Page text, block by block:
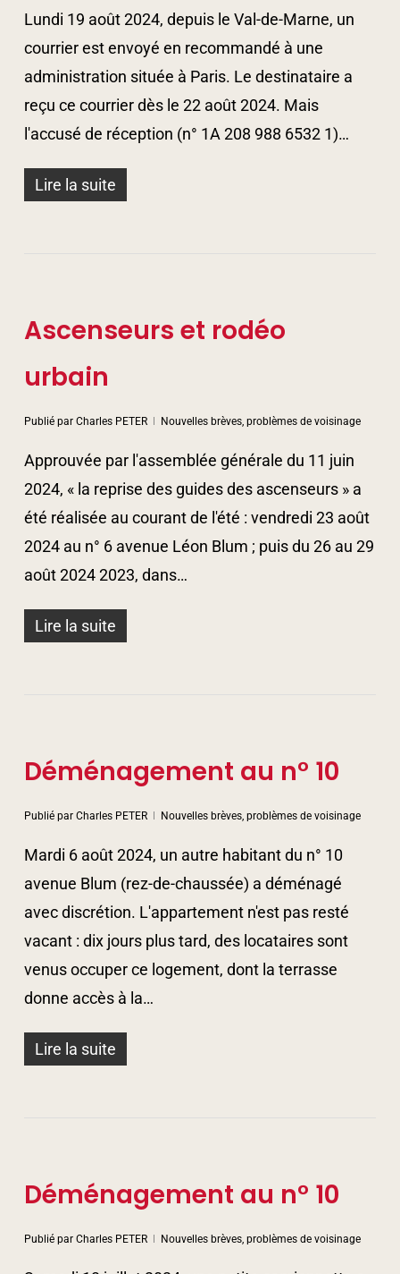
Lundi 19 août 2024, depuis le Val-de-Marne, un
courrier est envoyé en recommandé à une
administration située à Paris. Le destinataire a
reçu ce courrier dès le 22 août 2024. Mais
l'accusé de réception (n° 1A 208 988 6532 1)…
Lire la suite
Ascenseurs et rodéo
urbain
Publié par Charles PETER Nouvelles brèves, problèmes de voisinage
Approuvée par l'assemblée générale du 11 juin
2024, « la reprise des guides des ascenseurs » a
été réalisée au courant de l'été : vendredi 23 août
2024 au n° 6 avenue Léon Blum ; puis du 26 au 29
août 2024 2023, dans…
Lire la suite
Déménagement au n° 10
Publié par Charles PETER Nouvelles brèves, problèmes de voisinage
Mardi 6 août 2024, un autre habitant du n° 10
avenue Blum (rez-de-chaussée) a déménagé
avec discrétion. L'appartement n'est pas resté
vacant : dix jours plus tard, des locataires sont
venus occuper ce logement, dont la terrasse
donne accès à la…
Lire la suite
Déménagement au n° 10
Publié par Charles PETER Nouvelles brèves, problèmes de voisinage